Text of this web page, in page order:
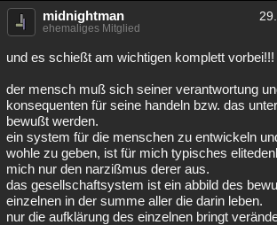
midnightman
ehemaliges Mitglied
und es schießt am wichtigen komplett
der mensch muß sich seiner verantwortung
konsequenten für seine handeln bzw. das
bewußt werden.
ein system für die menschen zu entwickeln
wohle zu geben, ist für mich typisches
mich nur den narzißmus derer aus.
das gesellschaftsystem ist ein abbild des
einzelnen in der summe aller die darin leben.
nur die aufklärung des einzelnen bringt